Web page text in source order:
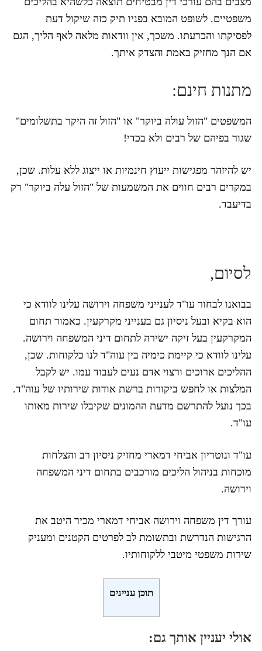
משפטיים. לשופט המובא בפניו תיק כזה שיקול דעת
לפסיקתו והכרעתו. משכך, אין וודאות מלאה לאף הליך, הגם
אם הנך מחזיק באמת והצדק איתך.
מתנות חינם:
המשפטים "הזול עולה ביוקר" או "הזול זה היקר בתשלומים"
שגור בפיהם של רבים ולא בכדי!
יש להיזהר מפגישות ייעוץ חינמיות או ייצוג ללא עלות. שכן,
במקרים רבים חווים את המשמעות של "הזול עלה ביוקר" רק
בדיעבד.
לסיום,
בבואנו לבחור עו"ד לענייני משפחה וירושה עלינו לוודא כי
הוא בקיא ובעל ניסיון גם בענייני מקרקעין. כאמור תחום
המקרקעין בעל זיקה ישירה לתחום דיני המשפחה וירושה.
עלינו לוודא כי קיימת כימיה בין עוה"ד לנו כלקוחות. שכן,
ההליכים ארוכים ורצוי אדם נעים לעבוד עמו. יש לקבל
המלצות או לחפש ביקורות ברשת אודות שירותיו של עוה"ד.
בכך נועל להתרשם מדעת ההמונים שקיבלו שירות מאותו
עו"ד.
עו"ד ונוטריון אביחי דמארי מחזיק ניסיון רב והצלחות
מוכחות בניהול הליכים מורכבים בתחום דיני המשפחה
וירושה.
עורך דין משפחה וירושה אביחי דמארי מכיר היטב את
הרגישות הנדרשת ובתשומת לב לפרטים הקטנים ומעניק
שירות משפטי מיטבי ללקוחותיו.
תוכן עניינים
אולי יעניין אותך גם: